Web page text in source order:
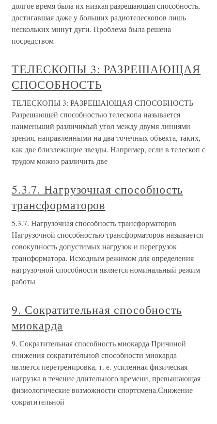
долгое время была их низкая разрешающая способность,
достигавшая даже у больших радиотелескопов лишь
нескольких минут дуги. Проблема была решена
посредством
ТЕЛЕСКОПЫ 3: РАЗРЕШАЮЩАЯ
СПОСОБНОСТЬ
ТЕЛЕСКОПЫ 3: РАЗРЕШАЮЩАЯ СПОСОБНОСТЬ
Разрешающей способностью телескопа называется
наименьший различимый угол между двумя линиями
зрения, направленными на два точечных объекта, таких,
как две близлежащие звезды. Например, если в телескоп с
трудом можно различить две
5.3.7. Нагрузочная способность
трансформаторов
5.3.7. Нагрузочная способность трансформаторов
Нагрузочной способностью трансформаторов называется
совокупность допустимых нагрузок и перегрузок
трансформатора. Исходным режимом для определения
нагрузочной способности является номинальный режим
работы
9. Сократительная способность
миокарда
9. Сократительная способность миокарда Причиной
снижения сократительной способности миокарда
является перетренировка, т. е. усиленная физическая
нагрузка в течение длительного времени, превышающая
физиологические возможности спортсмена.Снижение
сократительной